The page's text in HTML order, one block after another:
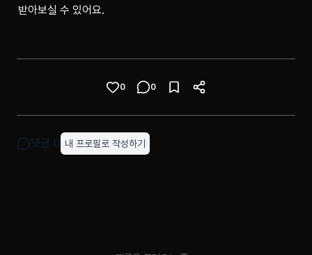
받아보실 수 있어요.
0 0
댓글 0 내 프로필로 작성하기